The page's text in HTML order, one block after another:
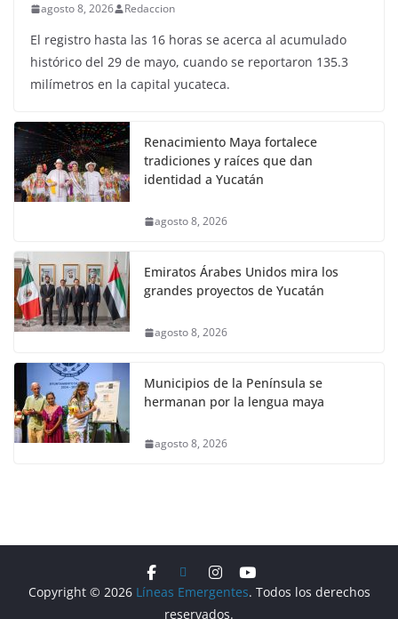
agosto 8, 2026 Redaccion
El registro hasta las 16 horas se acerca al acumulado
histórico del 29 de mayo, cuando se reportaron 135.3
milímetros en la capital yucateca.
Renacimiento Maya fortalece
tradiciones y raíces que dan
identidad a Yucatán
agosto 8, 2026
Emiratos Árabes Unidos mira los
grandes proyectos de Yucatán
agosto 8, 2026
Municipios de la Península se
hermanan por la lengua maya
agosto 8, 2026
Copyright © 2026 Líneas Emergentes. Todos los derechos
reservados.